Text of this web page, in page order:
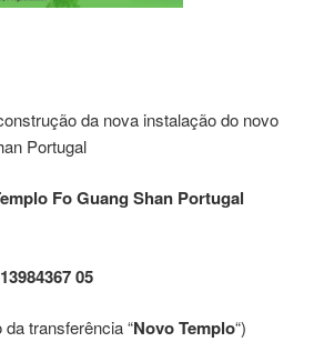
da nova instalação do novo
Portugal
Fo Guang Shan Portugal
05
transferência “Novo Templo“)